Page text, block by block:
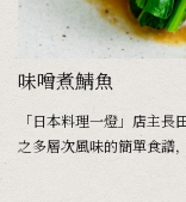
味噌煮鯖魚
「日本料理一燈」店主
之多層次風味的簡單食譜